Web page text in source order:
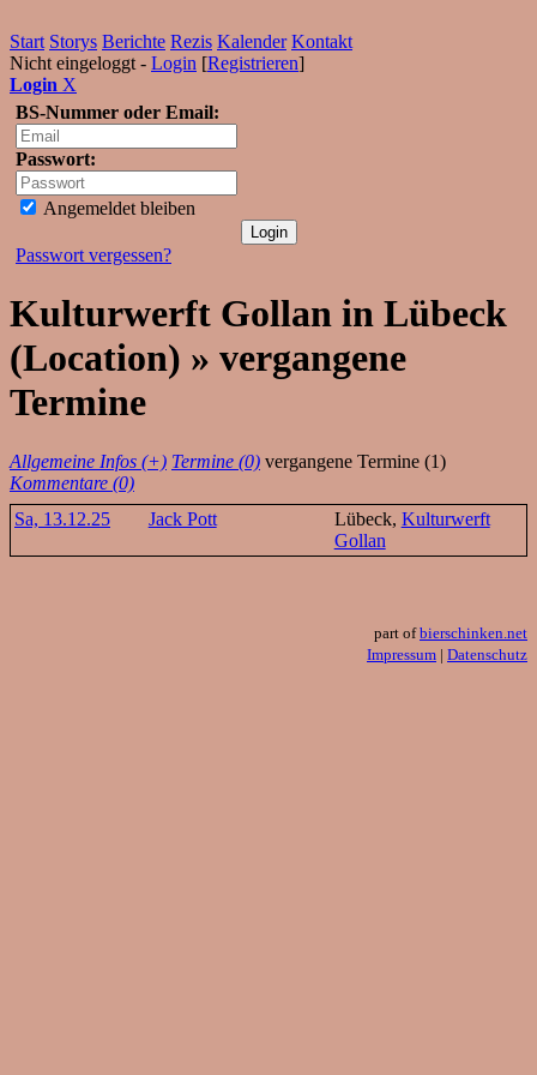
Start Storys Berichte Rezis Kalender Kontakt
Nicht eingeloggt - Login [Registrieren]
Login X
BS-Nummer oder Email:
Passwort:
Angemeldet bleiben
Passwort vergessen?
Kulturwerft Gollan in Lübeck
(Location) » vergangene
Termine
Allgemeine Infos (+) Termine (0) vergangene Termine (1)
Kommentare (0)
Sa, 13.12.25
Jack Pott Lübeck, Kulturwerft
Gollan
part ofbierschinken.net
Impressum | Datenschutz